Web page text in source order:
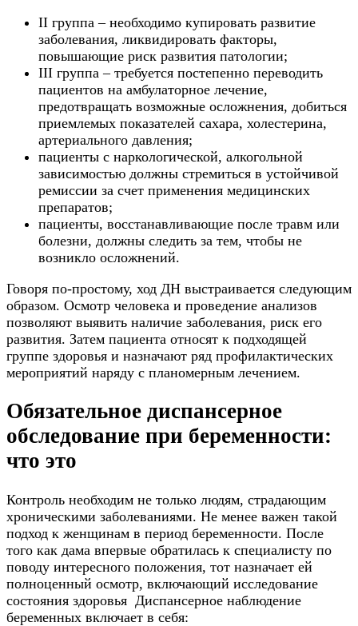
II группа – необходимо купировать развитие
заболевания, ликвидировать факторы,
повышающие риск развития патологии;
III группа – требуется постепенно переводить
пациентов на амбулаторное лечение,
предотвращать возможные осложнения, добиться
приемлемых показателей сахара, холестерина,
артериального давления;
пациенты с наркологической, алкогольной
зависимостью должны стремиться в устойчивой
ремиссии за счет применения медицинских
препаратов;
пациенты, восстанавливающие после травм или
болезни, должны следить за тем, чтобы не
возникло осложнений.
Говоря по-простому, ход ДН выстраивается следующим
образом. Осмотр человека и проведение анализов
позволяют выявить наличие заболевания, риск его
развития. Затем пациента относят к подходящей
группе здоровья и назначают ряд профилактических
мероприятий наряду с планомерным лечением.
Обязательное диспансерное
обследование при беременности:
что это
Контроль необходим не только людям, страдающим
хроническими заболеваниями. Не менее важен такой
подход к женщинам в период беременности. После
того как дама впервые обратилась к специалисту по
поводу интересного положения, тот назначает ей
полноценный осмотр, включающий исследование
состояния здоровья Диспансерное наблюдение
беременных включает в себя: